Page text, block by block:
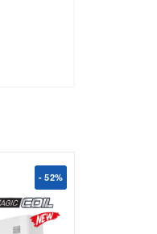
- 52%